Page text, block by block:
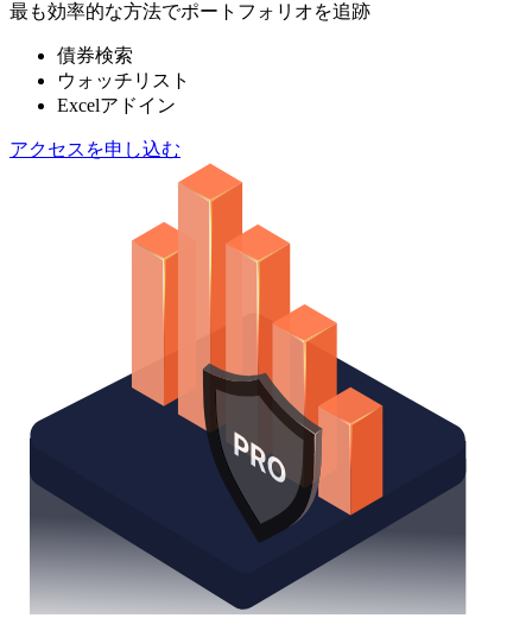
最も効率的な方法でポートフォリオを追跡
債券検索
ウォッチリスト
Excelアドイン
アクセスを申し込む